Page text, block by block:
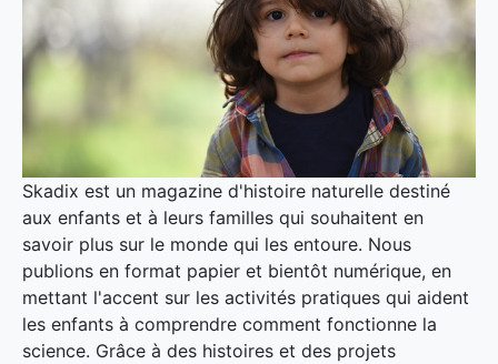
Skadix est un magazine d'histoire naturelle destiné
aux enfants et à leurs familles qui souhaitent en
savoir plus sur le monde qui les entoure. Nous
publions en format papier et bientôt numérique, en
mettant l'accent sur les activités pratiques qui aident
les enfants à comprendre comment fonctionne la
science. Grâce à des histoires et des projets